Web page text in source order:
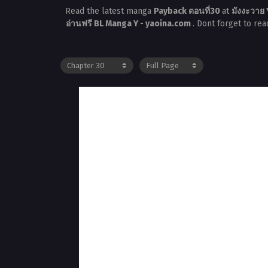
Read the latest manga Payback ตอนที่30at มังงะวาย
อ่านฟรี BL Manga Y - yaoina.com . Dont forget to